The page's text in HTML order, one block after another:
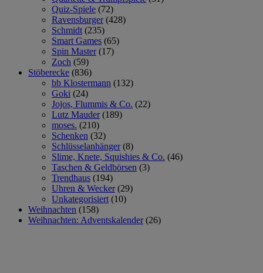
Quiz-Spiele (72)
Ravensburger (428)
Schmidt (235)
Smart Games (65)
Spin Master (17)
Zoch (59)
Stöberecke (836)
bb Klostermann (132)
Goki (24)
Jojos, Flummis & Co. (22)
Lutz Mauder (189)
moses. (210)
Schenken (32)
Schlüsselanhänger (8)
Slime, Knete, Squishies & Co. (46)
Taschen & Geldbörsen (3)
Trendhaus (194)
Uhren & Wecker (29)
Unkategorisiert (10)
Weihnachten (158)
Weihnachten: Adventskalender (26)